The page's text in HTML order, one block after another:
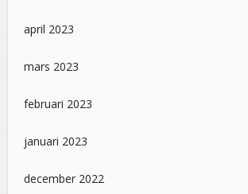
april 2023
mars 2023
februari 2023
januari 2023
december 2022